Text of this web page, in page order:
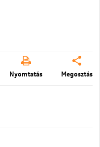
Nyomtatás Megosztás